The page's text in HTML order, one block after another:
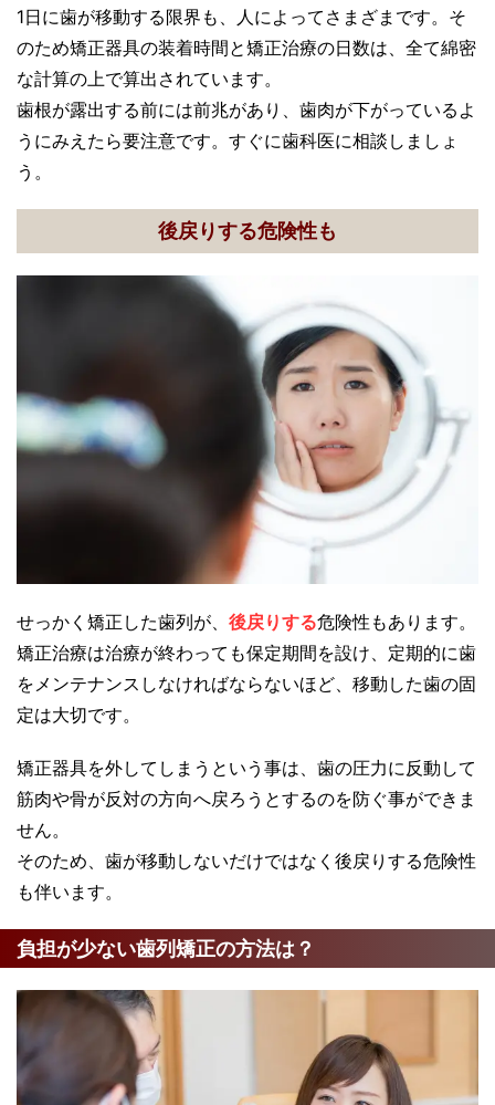
1日に歯が移動する限界も、人によってさまざまです。そ
のため矯正器具の装着時間と矯正治療の日数は、全て綿密
な計算の上で算出されています。
歯根が露出する前には前兆があり、歯肉が下がっているよ
うにみえたら要注意です。すぐに歯科医に相談しましょ
う。
後戻りする危険性も
せっかく矯正した歯列が、 後戻りする危険性もあります。
矯正治療は治療が終わっても保定期間を設け、定期的に歯
をメンテナンスしなければならないほど、移動した歯の固
定は大切です。
矯正器具を外してしまうという事は、歯の圧力に反動して
筋肉や骨が反対の方向へ戻ろうとするのを防ぐ事ができま
せん。
そのため、歯が移動しないだけではなく後戻りする危険性
も伴います。
負担が少ない歯列矯正の方法は？